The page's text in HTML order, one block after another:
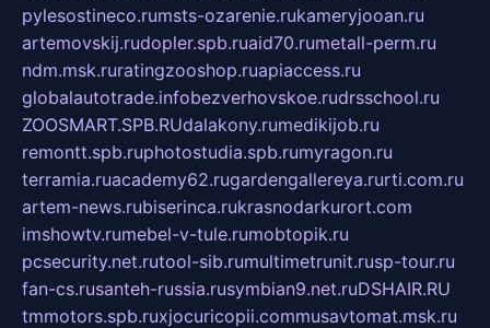
pylesostineco.rumsts-ozarenie.rukameryjooan.ru
artemovskij.rudopler.spb.ruaid70.rumetall-perm.ru
ndm.msk.ruratingzooshop.ruapiaccess.ru
globalautotrade.infobezverhovskoe.rudrsschool.ru
ZOOSMART.SPB.RUdalakony.rumedikijob.ru
remontt.spb.ruphotostudia.spb.rumyragon.ru
terramia.ruacademy62.rugardengallereya.rurti.com.ru
artem-news.rubiserinca.rukrasnodarkurort.com
imshowtv.rumebel-v-tule.rumobtopik.ru
pcsecurity.net.rutool-sib.rumultimetrunit.rusp-tour.ru
fan-cs.rusanteh-russia.rusymbian9.net.ruDSHAIR.RU
tmmotors.spb.ruxjocuricopii.commusavtomat.msk.ru